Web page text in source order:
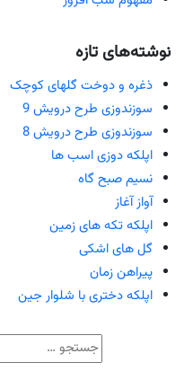
نوشته‌های تازه
ذغره و دوخت گلهای کوچک
سوزندوزی طرح درویش 9
سوزندوزی طرح درویش 8
اپلکه دوزی اسب ها
نسیم صبح گاه
آواز آغاز
اپلکه تکه های زمین
گل های اشکی
پیراهن زمان
اپلکه دختری با شلوار جین
جستجو